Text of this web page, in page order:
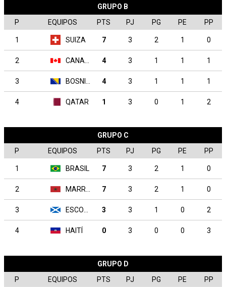
GRUPO B
P
EQUIPOS PTS PJ PG PE PP
1 SUIZA 7 3 2 1 0
2 4 3 1 1 1
3 4 3 1 1 1
4 QATAR 1 3 0 1 2
GRUPO C
P
EQUIPOS PTS PJ PG PE PP
1 BRASIL 7 3 2 1 0
2 7 3 2 1 0
3 3 3 1 0 2
4 HAITÍ 0 3 0 0 3
GRUPO D
P
EQUIPOS PTS PJ PG PE PP